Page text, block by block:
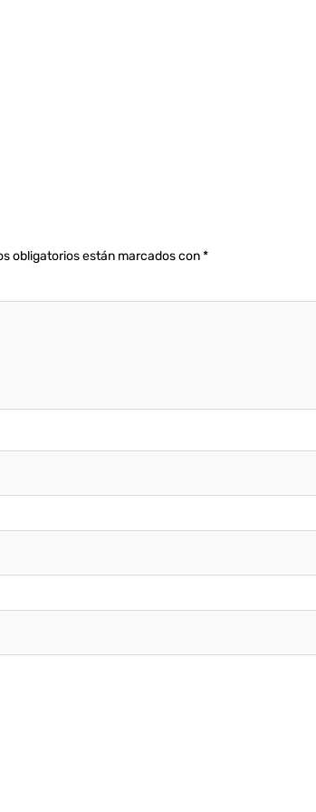
obligatorios están marcados con*